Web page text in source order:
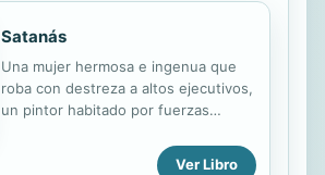
Satanás
Una mujer hermosa e ingenua que
roba con destreza a altos ejecutivos,
un pintor habitado por fuerzas
enfrenta a un caso de posesión
Ver Libro